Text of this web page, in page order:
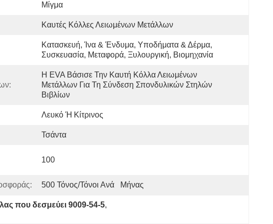
Μίγμα
Καυτές Κόλλες Λειωμένων Μετάλλων
Κατασκευή, Ίνα & Ένδυμα, Υποδήματα & Δέρμα,
Συσκευασία, Μεταφορά, Ξυλουργική, Βιομηχανία
Η EVA Βάσισε Την Καυτή Κόλλα Λειωμένων
Μετάλλων Για Τη Σύνδεση Σπονδυλικών Στηλών
Βιβλίων
Λευκό Ή Κίτρινος
Τσάντα
100
500 Τόνος/τόνοι Ανά   Μήνας
που δεσμεύει 9009-54-5,